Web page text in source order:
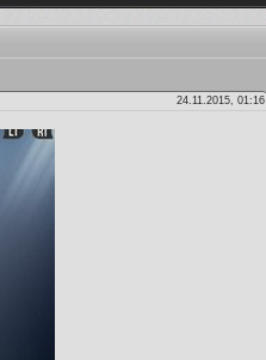
24.11.2015, 01:16